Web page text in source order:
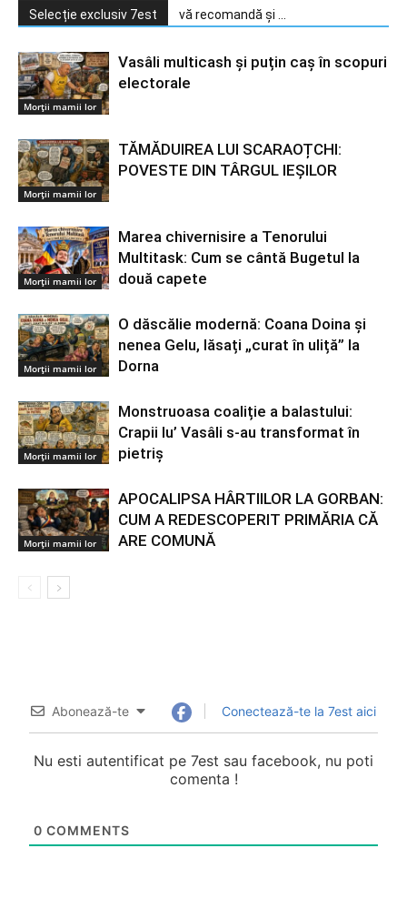
Selecție exclusiv 7est vă recomandă și ...
Morții mamii lor
Vasâli multicash și puțin caș în scopuri
electorale
Morții mamii lor
TĂMĂDUIREA LUI SCARAOȚCHI:
POVESTE DIN TÂRGUL IEȘILOR
Morții mamii lor
Marea chivernisire a Tenorului
Multitask: Cum se cântă Bugetul la
două capete
Morții mamii lor
O dăscălie modernă: Coana Doina și
nenea Gelu, lăsați „curat în uliță” la
Dorna
Morții mamii lor
Monstruoasa coaliție a balastului:
Crapii lu’ Vasâli s-au transformat în
pietriș
Morții mamii lor
APOCALIPSA HÂRTIILOR LA GORBAN:
CUM A REDESCOPERIT PRIMĂRIA CĂ
ARE COMUNĂ
Abonează-te Conectează-te la 7est aici
Nu esti autentificat pe 7est sau facebook, nu poti
comenta !
0 COMMENTS